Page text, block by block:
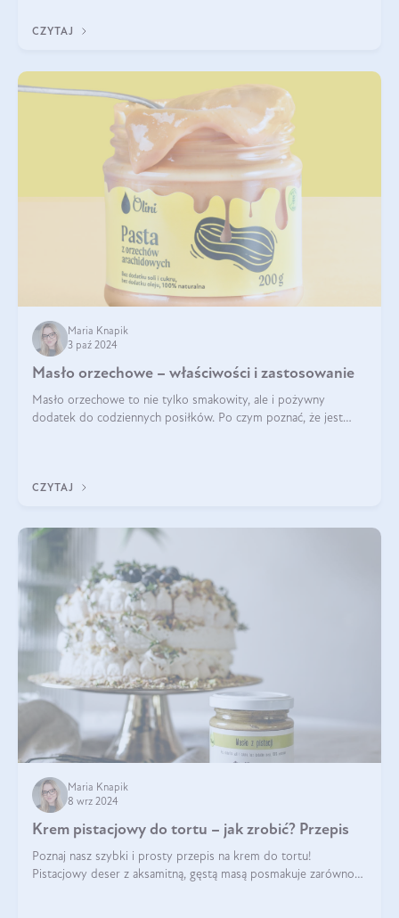
CZYTAJ
Maria Knapik
3 paź 2024
Masło orzechowe – właściwości i zastosowanie
Masło orzechowe to nie tylko smakowity, ale i pożywny
dodatek do codziennych posiłków. Po czym poznać, że jest
CZYTAJ
Maria Knapik
8 wrz 2024
Krem pistacjowy do tortu – jak zrobić? Przepis
Poznaj nasz szybki i prosty przepis na krem do tortu!
Pistacjowy deser z aksamitną, gęstą masą posmakuje zarówno